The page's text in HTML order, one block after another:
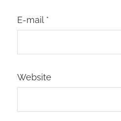
E-mail *
Website